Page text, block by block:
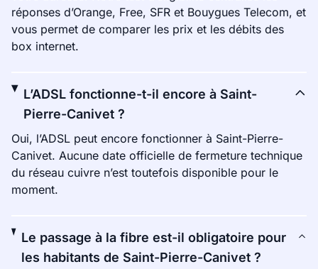
réponses d’Orange, Free, SFR et Bouygues Telecom, et
vous permet de comparer les prix et les débits des
box internet.
L’ADSL fonctionne-t-il encore à Saint-
Pierre-Canivet ?
Oui, l’ADSL peut encore fonctionner à Saint-Pierre-
Canivet. Aucune date officielle de fermeture technique
du réseau cuivre n’est toutefois disponible pour le
moment.
Le passage à la fibre est-il obligatoire pour
les habitants de Saint-Pierre-Canivet ?